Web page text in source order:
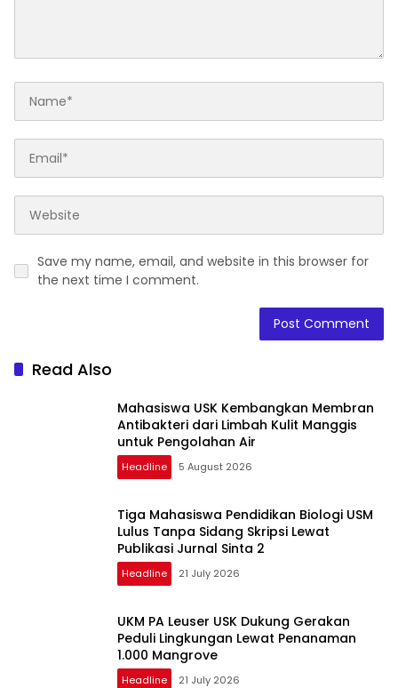
Save my name, email, and website in this browser for
the next time I comment.
Read Also
Mahasiswa USK Kembangkan Membran
Antibakteri dari Limbah Kulit Manggis
untuk Pengolahan Air
Headline 5 August 2026
Tiga Mahasiswa Pendidikan Biologi USM
Lulus Tanpa Sidang Skripsi Lewat
Publikasi Jurnal Sinta 2
Headline 21 July 2026
UKM PA Leuser USK Dukung Gerakan
Peduli Lingkungan Lewat Penanaman
1.000 Mangrove
Headline 21 July 2026